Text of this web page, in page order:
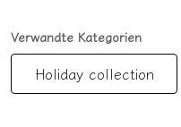
Verwandte Kategorien
Holiday collection